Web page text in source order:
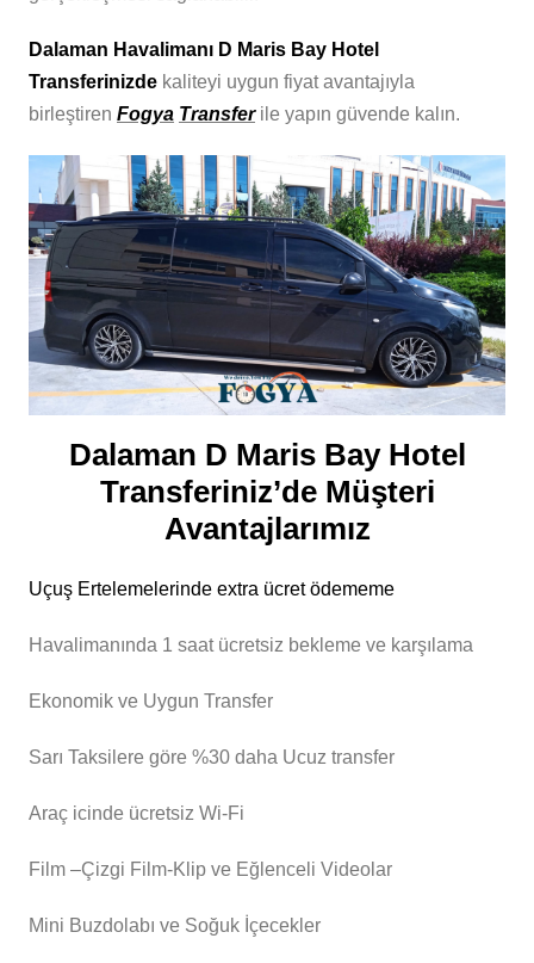
Dalaman Havalimanı D Maris Bay Hotel
Transferinizde kaliteyi uygun fiyat avantajıyla
birleştiren Fogya Transferile yapın güvende kalın.
Dalaman D Maris Bay Hotel
Transferiniz’de Müşteri
Avantajlarımız
Uçuş Ertelemelerinde extra ücret ödememe
Havalimanında 1 saat ücretsiz bekleme ve karşılama
Ekonomik ve Uygun Transfer
Sarı Taksilere göre %30 daha Ucuz transfer
Araç icinde ücretsiz Wi-Fi
Film –Çizgi Film-Klip ve Eğlenceli Videolar
Mini Buzdolabı ve Soğuk İçecekler